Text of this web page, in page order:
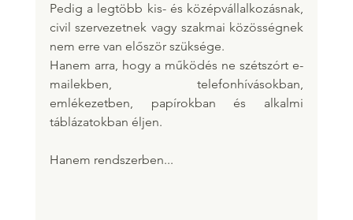
Pedig a legtöbb kis- és középvállalkozásnak,
civil szervezetnek vagy szakmai közösségnek
nem erre van először szüksége.
Hanem arra, hogy a működés ne szétszórt e-
mailekben, telefonhívásokban,
emlékezetben, papírokban és alkalmi
táblázatokban éljen.
Hanem rendszerben...